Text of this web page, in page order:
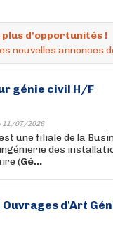
plus d'opportunités !
nouvelles annonces
génie civil H/F
11/07/2026
une filiale de la
des
(Gé...
Ouvrages d'Art